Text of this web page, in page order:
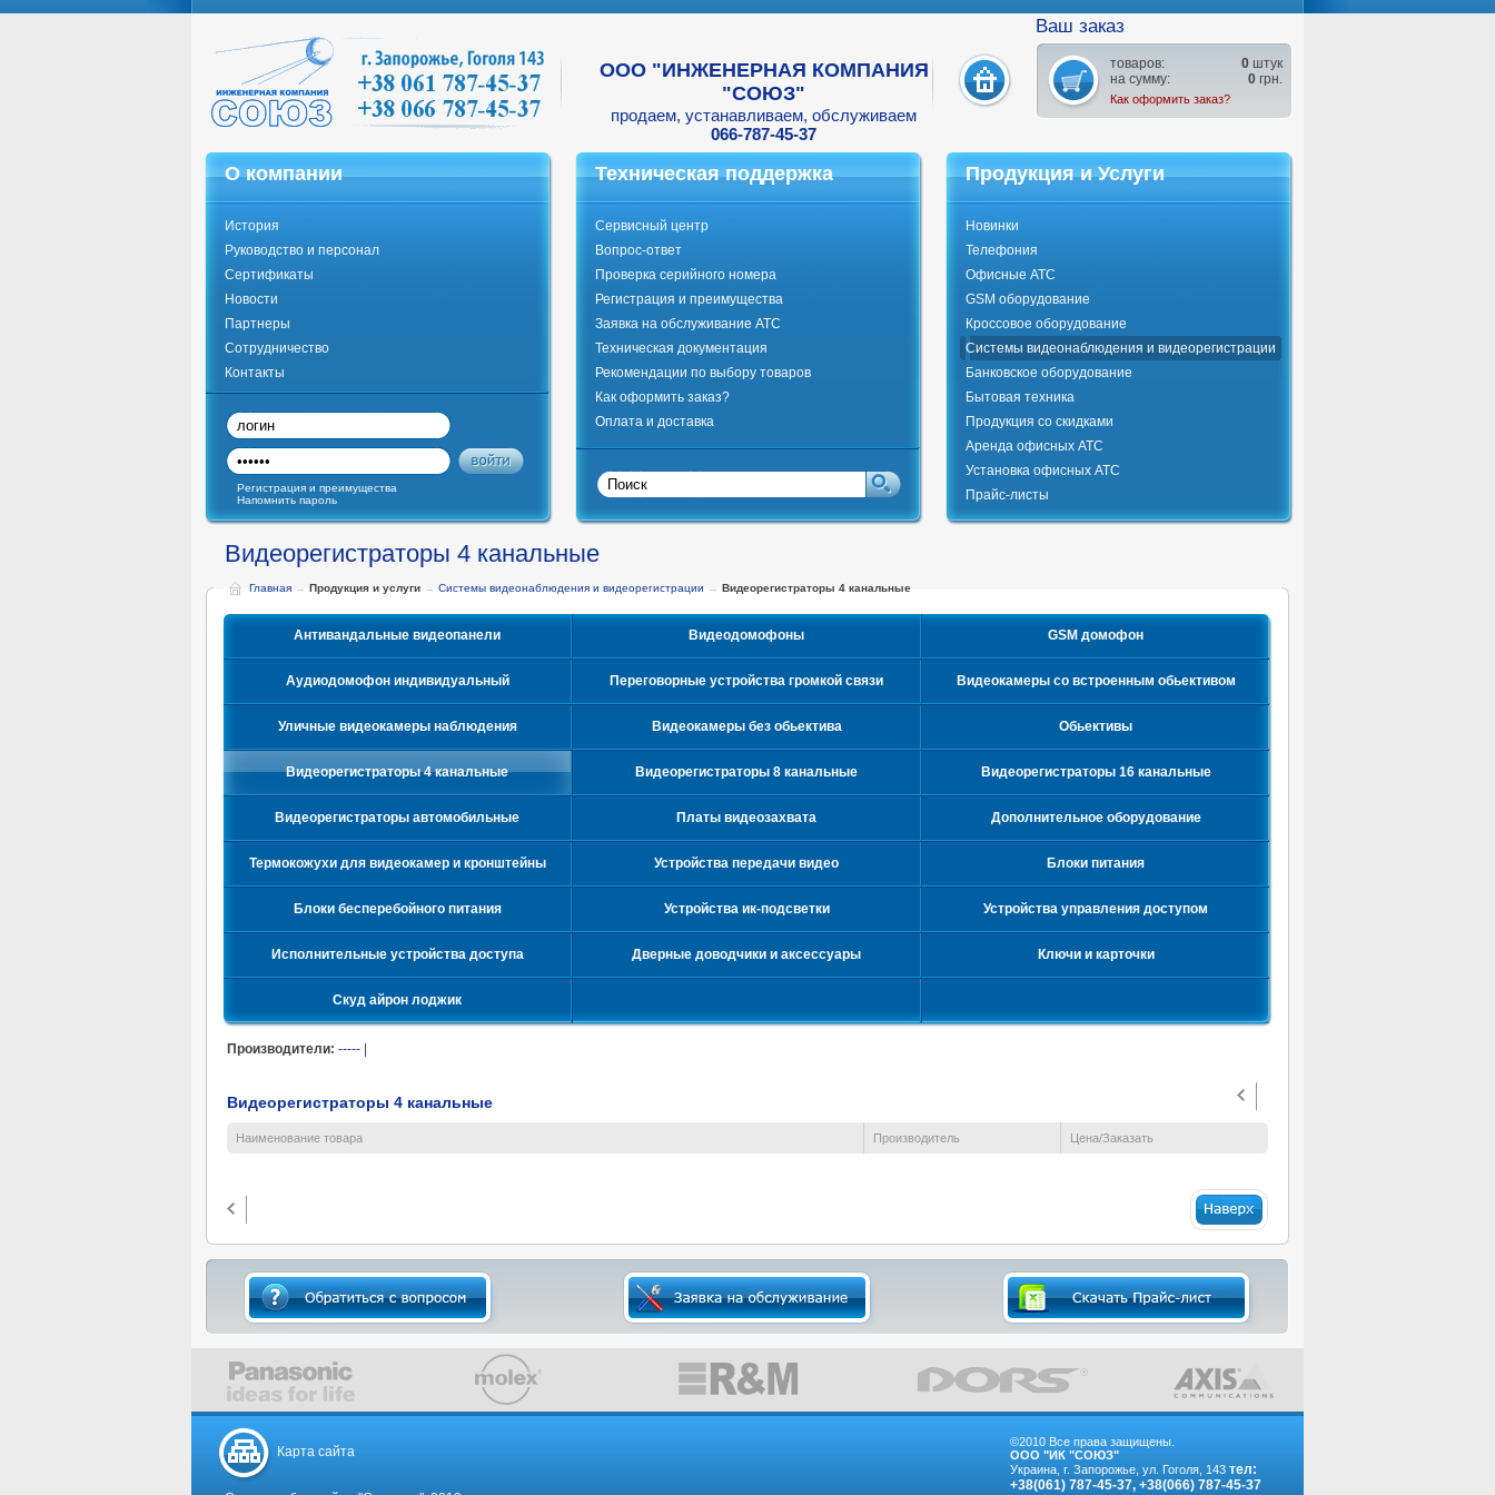
ООО "ИНЖЕНЕРНАЯ КОМПАНИЯ
"СОЮЗ"
продаем, устанавливаем, обслуживаем
066-787-45-37
Ваш заказ
товаров: 0 штук
на сумму:
0 грн.
Как оформить заказ?
О компании Техническая поддержка Продукция и Услуги
История
Руководство и персонал
Сертификаты
Новости
Партнеры
Сотрудничество
Контакты
Сервисный центр
Вопрос-ответ
Проверка серийного номера
Регистрация и преимущества
Заявка на обслуживание АТС
Техническая документация
Рекомендации по выбору товаров
Как оформить заказ?
Оплата и доставка
Новинки
Телефония
Офисные АТС
GSM оборудование
Кроссовое оборудование
Системы видеонаблюдения и видеорегистрации
Банковское оборудование
Бытовая техника
Продукция со скидками
Аренда офисных АТС
Установка офисных АТС
Прайс-листы
Регистрация и преимущества
Напомнить пароль
Видеорегистраторы 4 канальные
Главная → Продукция и услуги → Системы видеонаблюдения и видеорегистрации → Видеорегистраторы 4 канальные
Антивандальные видеопанели Видеодомофоны GSM домофон
Аудиодомофон индивидуальный Переговорные устройства громкой связи Видеокамеры со встроенным обьективом
Уличные видеокамеры наблюдения Видеокамеры без обьектива Обьективы
Видеорегистраторы 4 канальные Видеорегистраторы 8 канальные Видеорегистраторы 16 канальные
Видеорегистраторы автомобильные Платы видеозахвата Дополнительное оборудование
Термокожухи для видеокамер и кронштейны Устройства передачи видео Блоки питания
Блоки бесперебойного питания Устройства ик-подсветки Устройства управления доступом
Исполнительные устройства доступа Дверные доводчики и аксессуары Ключи и карточки
Скуд айрон лоджик
Производители: -----
Видеорегистраторы 4 канальные
Наименование товара Производитель Цена/Заказать
Карта сайта
©2010 Все права защищены.
ООО "ИК "СОЮЗ"
Украина, г. Запорожье, ул. Гоголя, 143 тел:
+38(061) 787-45-37, +38(066) 787-45-37